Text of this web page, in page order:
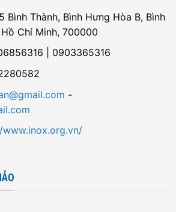
Bình Thành, Bình Hưng Hòa B, Bình
Chí Minh, 700000
| 0903365316
-